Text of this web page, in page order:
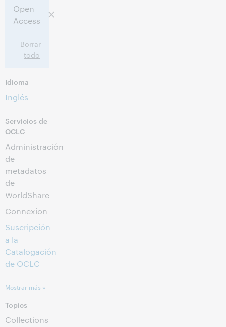
Open
Access
Borrar
todo
Idioma
Inglés
Servicios de
OCLC
Administración
de
metadatos
de
WorldShare
Connexion
Suscripción
a la
Catalogación
de OCLC
Mostrar más »
Topics
Collections